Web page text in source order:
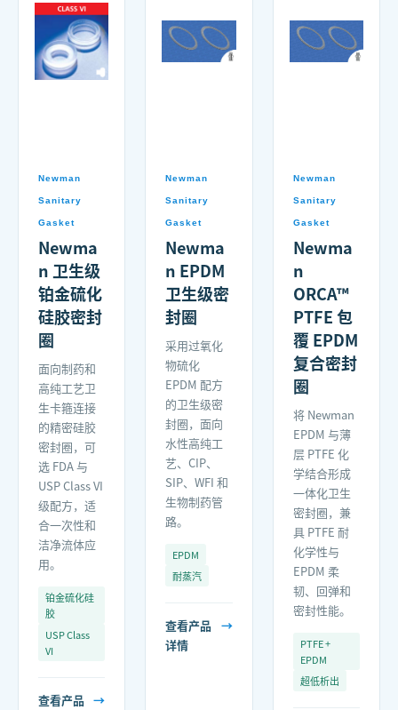
Newman
Sanitary
Gasket
Newma
n 卫生级
铂金硫化
硅胶密封
圈
面向制药和
高纯工艺卫
生卡箍连接
的精密硅胶
密封圈，可
选 FDA 与
USP Class VI
级配方，适
合一次性和
洁净流体应
用。
铂金硫化硅
胶
USP Class
VI
查看产品 →
Newman
Sanitary
Gasket
Newma
n EPDM
卫生级密
封圈
采用过氧化
物硫化
EPDM 配方
的卫生级密
封圈，面向
水性高纯工
艺、CIP、
SIP、WFI 和
生物制药管
路。
EPDM
耐蒸汽
查看产品
详情
→
Newman
Sanitary
Gasket
Newma
n
ORCA™
PTFE 包
覆 EPDM
复合密封
圈
将 Newman
EPDM 与薄
层 PTFE 化
学结合形成
一体化卫生
密封圈，兼
具 PTFE 耐
化学性与
EPDM 柔
韧、回弹和
密封性能。
PTFE +
EPDM
超低析出